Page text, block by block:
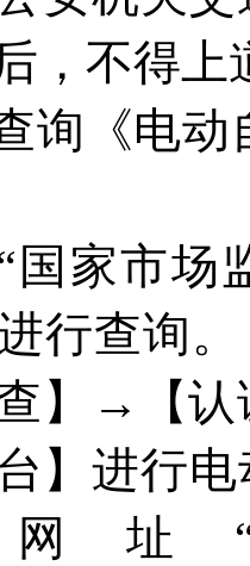
，不得上
询《电动
国家市场
行查询。
】→【认
】进行